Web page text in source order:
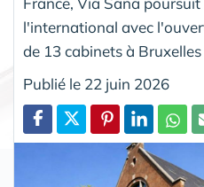
l'international avec
de 13 cabinets à
Publié le 22 juin 2026
Partager